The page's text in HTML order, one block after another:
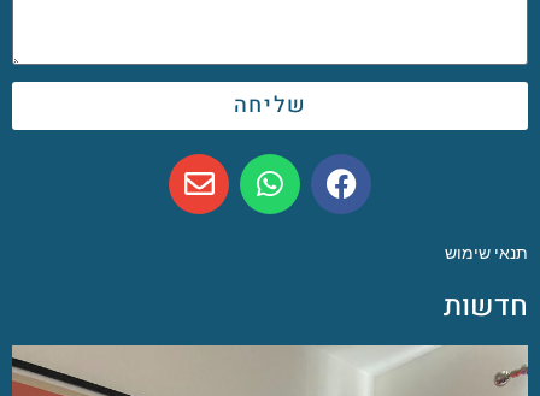
שליחה
תנאי שימוש
חדשות